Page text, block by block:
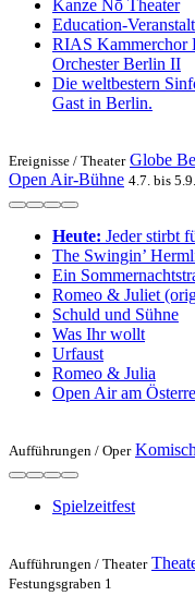
Kanze Nō Theater
Education-
RIAS Kammerchor
Orchester Berlin II
Die weltbestern
Gast in Berlin.
Ereignisse / Theater Globe
Open Air-Bühne 4.7. bis
Heute: Jeder stirbt
The Swingin’
Ein
Romeo & Juliet
Schuld und Sühne
Was Ihr wollt
Urfaust
Romeo & Julia
Open Air am
Aufführungen / Oper
Spielzeit­fest
Aufführungen / Theater
Festungsgraben 1